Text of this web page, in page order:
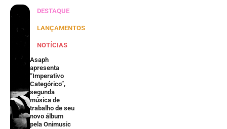
DESTAQUE
LANÇAMENTOS
NOTÍCIAS
Asaph
apresenta
“Imperativo
Categórico”,
segunda
música de
trabalho de seu
novo álbum
pela Onimusic